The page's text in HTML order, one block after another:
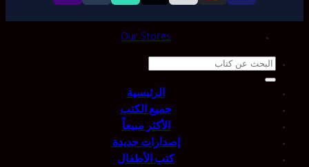
Our Stores
Search
for:
الرئيسية
جميع الكتب
الأكثر مبيعاً
إصدارات جديدة
كتب الأطفال